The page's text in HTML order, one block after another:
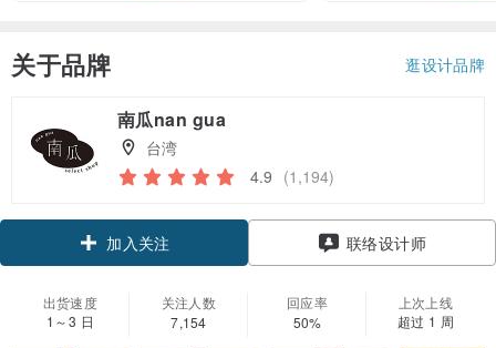
关于品牌 逛设计品牌
南瓜nan gua
台湾
4.9 (1,194)
加入关注 联络设计师
出货速度
1～3 日
关注人数
7,154
回应率
50%
上次上线
超过 1 周